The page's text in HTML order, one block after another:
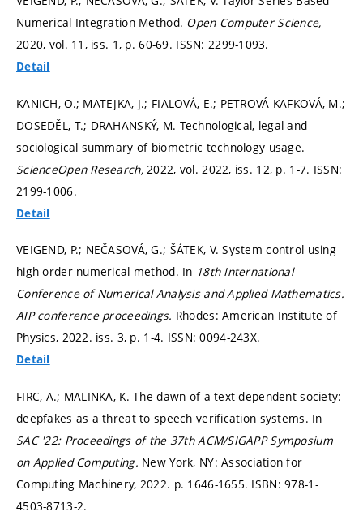
Numerical Integration Method. Open Computer Science,
2020, vol. 11, iss. 1, p. 60-69. ISSN: 2299-1093.
Detail
KANICH, O.; MATEJKA, J.; FIALOVÁ, E.; PETROVÁ KAFKOVÁ, M.;
DOSEDĚL, T.; DRAHANSKÝ, M. Technological, legal and
sociological summary of biometric technology usage.
ScienceOpen Research, 2022, vol. 2022, iss. 12, p. 1-7. ISSN:
2199-1006.
Detail
VEIGEND, P.; NEČASOVÁ, G.; ŠÁTEK, V. System control using
high order numerical method. In 18th International
Conference of Numerical Analysis and Applied Mathematics.
AIP conference proceedings. Rhodes: American Institute of
Physics, 2022. iss. 3, p. 1-4. ISSN: 0094-243X.
Detail
FIRC, A.; MALINKA, K. The dawn of a text-dependent society:
deepfakes as a threat to speech verification systems. In
SAC '22: Proceedings of the 37th ACM/SIGAPP Symposium
on Applied Computing. New York, NY: Association for
Computing Machinery, 2022. p. 1646-1655. ISBN: 978-1-
4503-8713-2.